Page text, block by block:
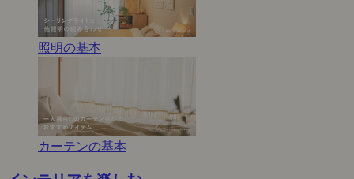
照明の基本
カーテンの基本